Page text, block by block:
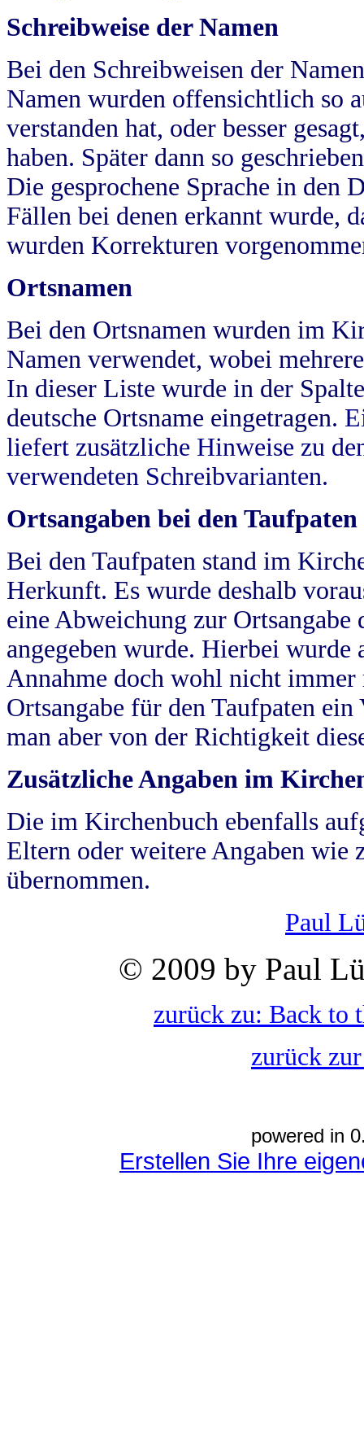
Schreibweise der Namen
Bei den Schreibweisen der
Namen wurden offensichtlich so
verstanden hat, oder besser
haben. Später dann so
Die gesprochene Sprache in
Fällen bei denen erkannt wurde,
wurden Korrekturen
Ortsnamen
Bei den Ortsnamen wurden im
Namen verwendet, wobei
In dieser Liste wurde in der
deutsche Ortsname eingetragen.
liefert zusätzliche Hinweise zu
verwendeten Schreibvarianten.
Ortsangaben bei den Taufpaten
Bei den Taufpaten stand im
Herkunft. Es wurde deshalb
eine Abweichung zur
angegeben wurde. Hierbei wurde
Annahme doch wohl nicht
Ortsangabe für den Taufpaten
man aber von der Richtigkeit
Zusätzliche Angaben im
Die im Kirchenbuch ebenfalls
Eltern oder weitere Angaben wie
übernommen.
Paul
© 2009 by Paul
zurück zu: Back to
zurück
powered in
Erstellen Sie Ihre